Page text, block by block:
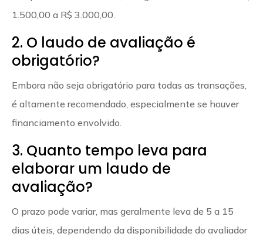
1.500,00 a R$ 3.000,00.
2. O laudo de avaliação é
obrigatório?
Embora não seja obrigatório para todas as transações,
é altamente recomendado, especialmente se houver
financiamento envolvido.
3. Quanto tempo leva para
elaborar um laudo de
avaliação?
O prazo pode variar, mas geralmente leva de 5 a 15
dias úteis, dependendo da disponibilidade do avaliador